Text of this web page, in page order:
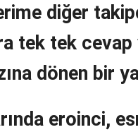
diğer
tek tek
dönen bir
eroinci,